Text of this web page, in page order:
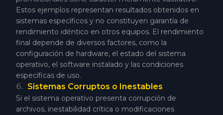
Estos ejemplos representan resultados obtenidos en
sistemas específicos y no constituyen garantía de
rendimiento idéntico en otros equipos. El rendimiento
final depende de diversos factores, como la
configuración de hardware, el estado del sistema
operativo, el software instalado y las condiciones
específicas de uso.
6. Sistemas Corruptos o Inestables
Si el sistema operativo presenta corrupción de
archivos, inestabilidad crítica o modificaciones